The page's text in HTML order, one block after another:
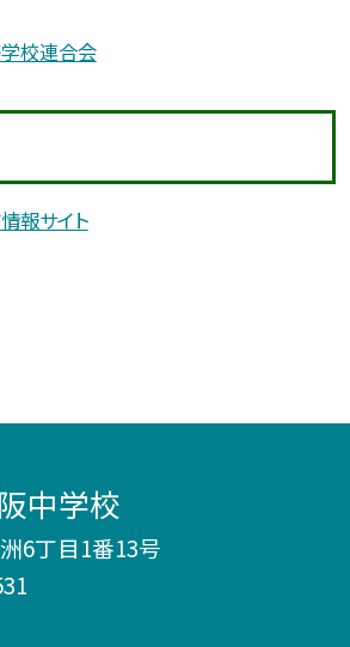
校連合会
報サイト
中学校
6丁目1番13号